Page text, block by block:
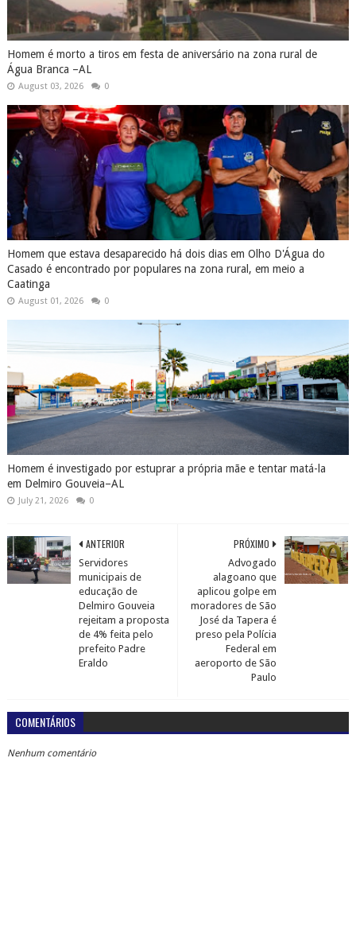
Homem é morto a tiros em festa de aniversário na zona rural de
Água Branca –AL
August 03, 2026 0
Homem que estava desaparecido há dois dias em Olho D'Água do
Casado é encontrado por populares na zona rural, em meio a
Caatinga
August 01, 2026 0
Homem é investigado por estuprar a própria mãe e tentar matá-la
em Delmiro Gouveia–AL
July 21, 2026 0
PRÓXIMO
Advogado
alagoano que
aplicou golpe em
moradores de São
José da Tapera é
preso pela Polícia
Federal em
aeroporto de São
Paulo
ANTERIOR
Servidores
municipais de
educação de
Delmiro Gouveia
rejeitam a proposta
de 4% feita pelo
prefeito Padre
Eraldo
COMENTÁRIOS
Nenhum comentário